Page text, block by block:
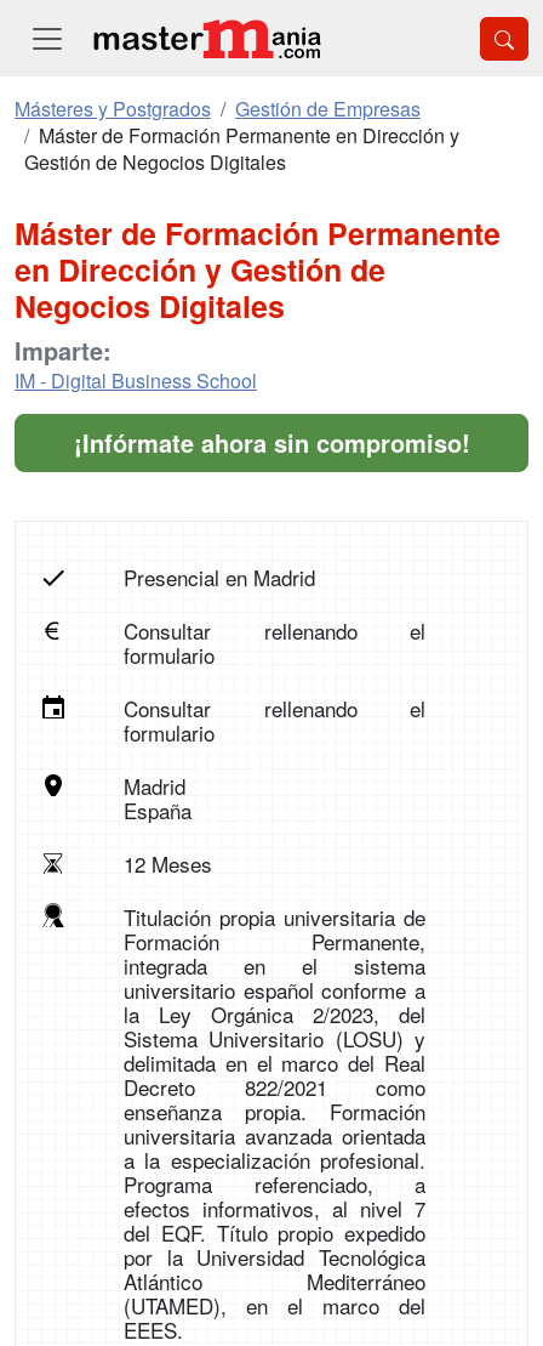
Másteres y Postgrados
Gestión de Empresas
Máster de Formación Permanente en Dirección y
Gestión de Negocios Digitales
Máster de Formación Permanente
en Dirección y Gestión de
Negocios Digitales
Imparte:
IM - Digital Business School
¡Infórmate ahora sin compromiso!
Presencial en Madrid
Consultar rellenando el
formulario
Consultar rellenando el
formulario
Madrid
España
12 Meses
Titulación propia universitaria de
Formación Permanente,
integrada en el sistema
universitario español conforme a
la Ley Orgánica 2/2023, del
Sistema Universitario (LOSU) y
delimitada en el marco del Real
Decreto 822/2021 como
enseñanza propia. Formación
universitaria avanzada orientada
a la especialización profesional.
Programa referenciado, a
efectos informativos, al nivel 7
del EQF. Título propio expedido
por la Universidad Tecnológica
Atlántico Mediterráneo
(UTAMED), en el marco del
EEES.